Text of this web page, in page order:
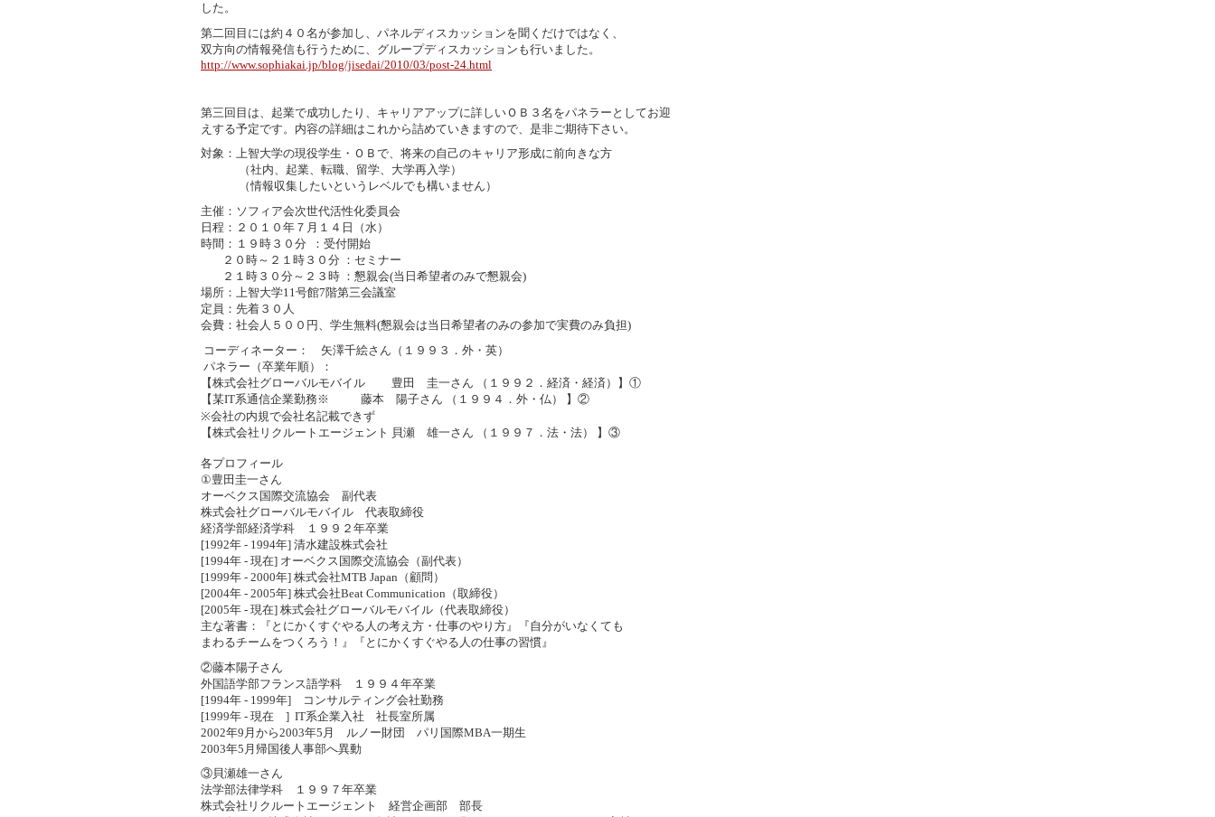
した。
第二回目には約４０名が参加し、パネルディスカッションを聞くだけではなく、
双方向の情報発信も行うために、グループディスカッションも行いました。
http://www.sophiakai.jp/blog/jisedai/2010/03/post-24.html
第三回目は、起業で成功したり、キャリアアップに詳しいＯＢ３名をパネラーとしてお迎
えする予定です。内容の詳細はこれから詰めていきますので、是非ご期待下さい。
対象：上智大学の現役学生・ＯＢで、将来の自己のキャリア形成に前向きな方
（社内、起業、転職、留学、大学再入学）
（情報収集したいというレベルでも構いません）
主催：ソフィア会次世代活性化委員会
日程：２０１０年７月１４日（水）
時間：１９時３０分 ：受付開始
２０時～２１時３０分 ：セミナー
２１時３０分～２３時 ：懇親会(当日希望者のみで懇親会)
場所：上智大学11号館7階第三会議室
定員：先着３０人
会費：社会人５００円、学生無料(懇親会は当日希望者のみの参加で実費のみ負担)
コーディネーター： 矢澤千絵さん（１９９３．外・英）
パネラー（卒業年順）：
【株式会社グローバルモバイル 豊田 圭一さん （１９９２．経済・経済）】①
【某IT系通信企業勤務※ 藤本 陽子さん （１９９４．外・仏） 】②
※会社の内規で会社名記載できず
【株式会社リクルートエージェント 貝瀬 雄一さん （１９９７．法・法） 】③
各プロフィール
①豊田圭一さん
オーベクス国際交流協会 副代表
株式会社グローバルモバイル 代表取締役
経済学部経済学科 １９９２年卒業
[1992年 - 1994年] 清水建設株式会社
[1994年 - 現在] オーベクス国際交流協会（副代表）
[1999年 - 2000年] 株式会社MTB Japan（顧問）
[2004年 - 2005年] 株式会社Beat Communication（取締役）
[2005年 - 現在] 株式会社グローバルモバイル（代表取締役）
主な著書：『とにかくすぐやる人の考え方・仕事のやり方』『自分がいなくても
まわるチームをつくろう！』『とにかくすぐやる人の仕事の習慣』
②藤本陽子さん
外国語学部フランス語学科 １９９４年卒業
[1994年 - 1999年] コンサルティング会社勤務
[1999年 - 現在 ] IT系企業入社 社長室所属
2002年9月から2003年5月 ルノー財団 パリ国際MBA一期生
2003年5月帰国後人事部へ異動
③貝瀬雄一さん
法学部法律学科 １９９７年卒業
株式会社リクルートエージェント 経営企画部 部長